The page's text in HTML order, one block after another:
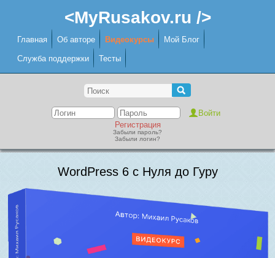
<MyRusakov.ru />
Главная Об авторе Видеокурсы Мой Блог
Служба поддержки Тесты
Регистрация
Забыли пароль?
Забыли логин?
WordPress 6 с Нуля до Гуру